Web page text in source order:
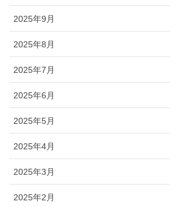
2025年9月
2025年8月
2025年7月
2025年6月
2025年5月
2025年4月
2025年3月
2025年2月